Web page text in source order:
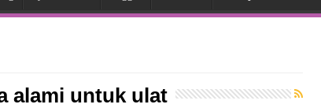
alami untuk ulat